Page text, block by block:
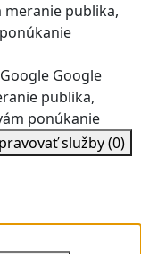
meranie publika,
Google
publika,
ponúkanie
služby(0)